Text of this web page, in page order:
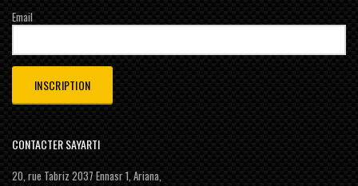
Email
CONTACTER SAYARTI
20, rue Tabriz 2037 Ennasr 1, Ariana,